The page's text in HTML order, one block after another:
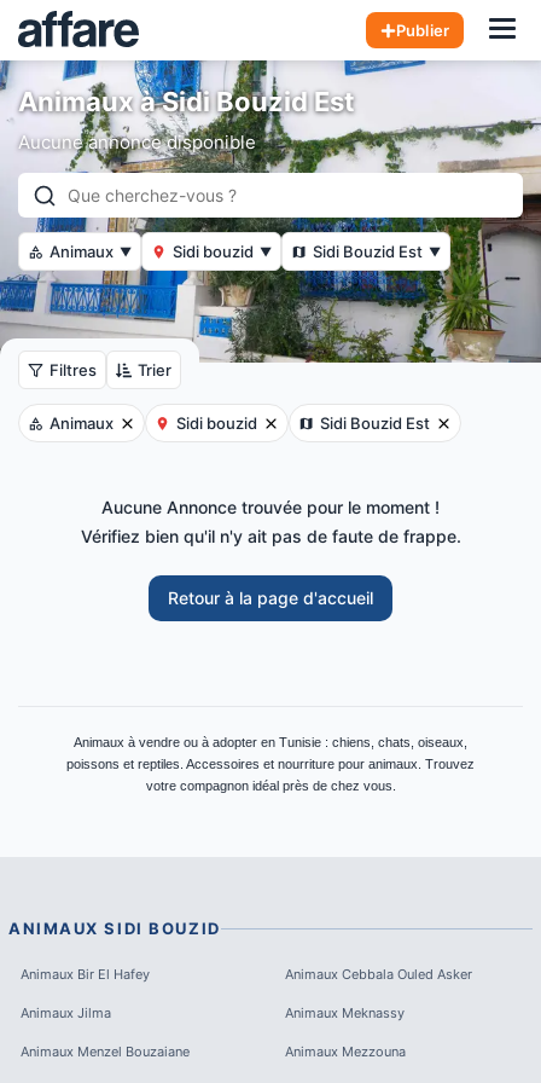
Publier
Animaux à Sidi Bouzid Est
Aucune annonce disponible
Animaux ▼ Sidi bouzid ▼ Sidi Bouzid Est ▼
Filtres Trier
Animaux Sidi bouzid Sidi Bouzid Est
Aucune Annonce trouvée pour le moment !
Vérifiez bien qu'il n'y ait pas de faute de frappe.
Retour à la page d'accueil
Animaux à vendre ou à adopter en Tunisie : chiens, chats, oiseaux,
poissons et reptiles. Accessoires et nourriture pour animaux. Trouvez
votre compagnon idéal près de chez vous.
ANIMAUX SIDI BOUZID
Animaux Bir El Hafey Animaux Cebbala Ouled Asker
Animaux Jilma Animaux Meknassy
Animaux Menzel Bouzaiane Animaux Mezzouna